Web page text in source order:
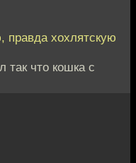
правда хохлятскую
так что кошка с